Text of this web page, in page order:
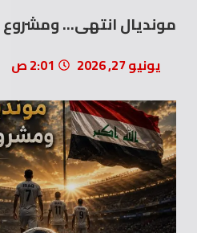
مونديال انتهى… ومشروع
يونيو 27, 2026 2:01 ص